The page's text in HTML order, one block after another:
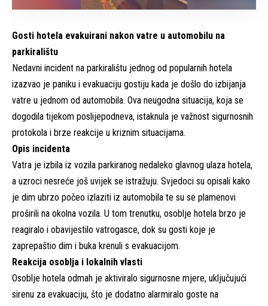
Gosti hotela evakuirani nakon vatre u automobilu na
parkiralištu
Nedavni incident na parkiralištu jednog od popularnih hotela
izazvao je paniku i evakuaciju gostiju kada je došlo do izbijanja
vatre u jednom od automobila. Ova neugodna situacija, koja se
dogodila tijekom poslijepodneva, istaknula je važnost sigurnosnih
protokola i brze reakcije u kriznim situacijama.
Opis incidenta
Vatra je izbila iz vozila parkiranog nedaleko glavnog ulaza hotela,
a uzroci nesreće još uvijek se istražuju. Svjedoci su opisali kako
je dim ubrzo počeo izlaziti iz automobila te su se plamenovi
proširili na okolna vozila. U tom trenutku, osoblje hotela brzo je
reagiralo i obavijestilo vatrogasce, dok su gosti koje je
zaprepaštio dim i buka krenuli s evakuacijom.
Reakcija osoblja i lokalnih vlasti
Osoblje hotela odmah je aktiviralo sigurnosne mjere, uključujući
sirenu za evakuaciju, što je dodatno alarmiralo goste na